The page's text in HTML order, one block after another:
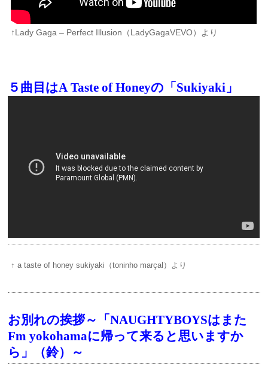
↑Lady Gaga – Perfect Illusion（LadyGagaVEVO）より
５曲目はA Taste of Honeyの「Sukiyaki」
↑ a taste of honey sukiyaki（toninho marçal）より
お別れの挨拶～「NAUGHTYBOYSはまた
Fm yokohamaに帰って来ると思いますか
ら」（鈴）～